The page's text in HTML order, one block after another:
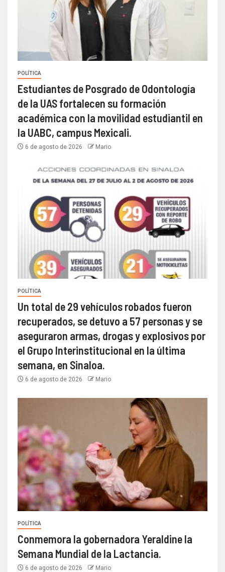
POLÍTICA
Estudiantes de Posgrado de Odontología
de la UAS fortalecen su formación
académica con la movilidad estudiantil en
la UABC, campus Mexicali.
6 de agosto de 2026 Mario
POLÍTICA
Un total de 29 vehículos robados fueron
recuperados, se detuvo a 57 personas y se
aseguraron armas, drogas y explosivos por
el Grupo Interinstitucional en la última
semana, en Sinaloa.
6 de agosto de 2026 Mario
POLÍTICA
Conmemora la gobernadora Yeraldine la
Semana Mundial de la Lactancia.
6 de agosto de 2026 Mario